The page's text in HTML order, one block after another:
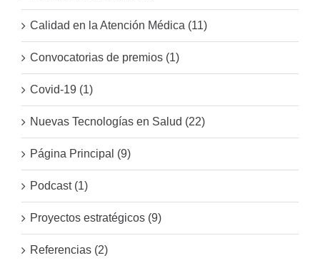
Calidad en la Atención Médica (11)
Convocatorias de premios (1)
Covid-19 (1)
Nuevas Tecnologías en Salud (22)
Página Principal (9)
Podcast (1)
Proyectos estratégicos (9)
Referencias (2)